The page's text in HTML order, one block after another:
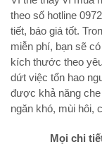
theo số hotline
tiết, báo giá tốt.
miễn phí, bạn sẽ
kích thước theo
dứt việc tổn hao
được khả năng
ngăn khó, mùi hôi,
Mọi chi